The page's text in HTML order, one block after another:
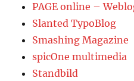
PAGE online –
Slanted TypoBlog
Smashing Magazine
spicOne multimedia
Standbild